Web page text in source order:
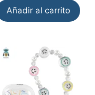
Añadir al carrito